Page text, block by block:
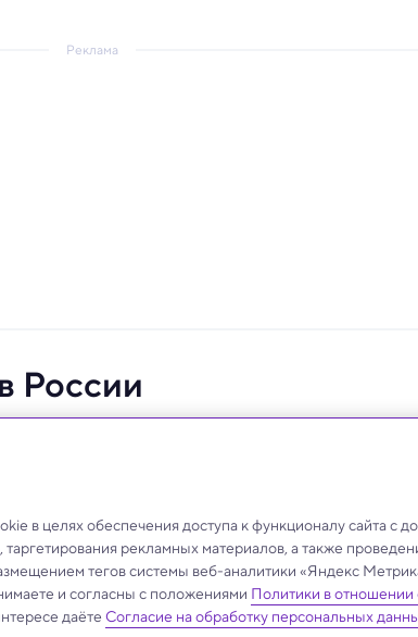
Реклама
России
в целях обеспечения доступа к функционалу сайта с
рекламных материалов, а также
тегов системы веб-аналитики «Яндекс
и согласны с положениями Политики в
даёте Согласие на обработку персональных